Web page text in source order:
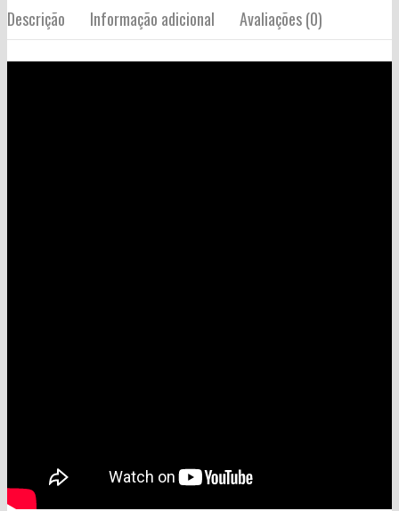
Descrição Informação adicional Avaliações (0)